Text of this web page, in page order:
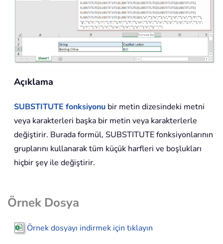
Açıklama
SUBSTITUTE fonksiyonu bir metin dizesindeki metni
veya karakterleri başka bir metin veya karakterlerle
değiştirir. Burada formül, SUBSTITUTE fonksiyonlarının
gruplarını kullanarak tüm küçük harfleri ve boşlukları
hiçbir şey ile değiştirir.
Örnek Dosya
Örnek dosyayı indirmek için tıklayın